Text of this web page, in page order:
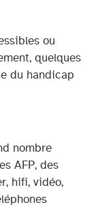
ou
quelques
du handicap
nombre
AFP, des
hifi, vidéo,